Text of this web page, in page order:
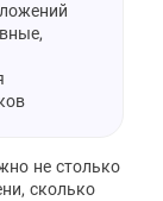
не столько
сколько